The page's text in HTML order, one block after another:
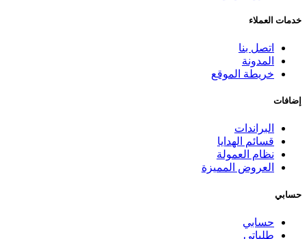
خدمات العملاء
اتصل بنا
المدونة
خريطة الموقع
إضافات
البراندات
قسائم الهدايا
نظام العمولة
العروض المميزة
حسابي
حسابي
طلباتي